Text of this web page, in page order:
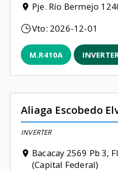
Pje. Río Bermejo
Vto: 2026-12-01
M.R410A
Aliaga Escobedo
INVERTER
Bacacay 2569 Pb 3,
(Capital Federal)